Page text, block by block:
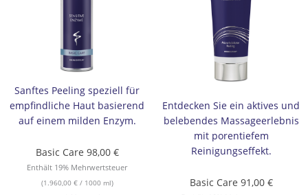
Sanftes Peeling speziell für
empfindliche Haut basierend
auf einem milden Enzym.
Basic Care 98,00 €
Enthält 19% Mehrwertsteuer
(1.960,00 €/ 1000 ml)
Entdecken Sie ein aktives und
belebendes Massageerlebnis
mit porentiefem
Reinigungseffekt.
Basic Care 91,00 €